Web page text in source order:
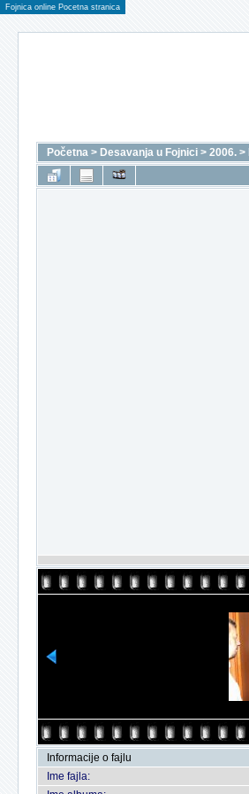
Fojnica online Pocetna stranica
Početna > Desavanja u Fojnici > 2006. >
Informacije o fajlu
Ime fajla: